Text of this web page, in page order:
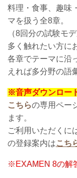
料理・食事、趣味
マを扱う全8章。
（8回分の試験モ
多く触れたい方に
各章でテーマに沿
えれば多分野の語
※音声ダウンロー
こちらの専用ペー
ます。
ご利用いただくに
の登録案内はこち
※ EXAMEN 8の解